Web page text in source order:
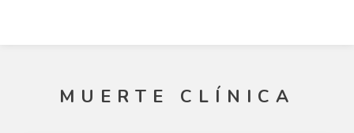
MUERTE CLÍNICA